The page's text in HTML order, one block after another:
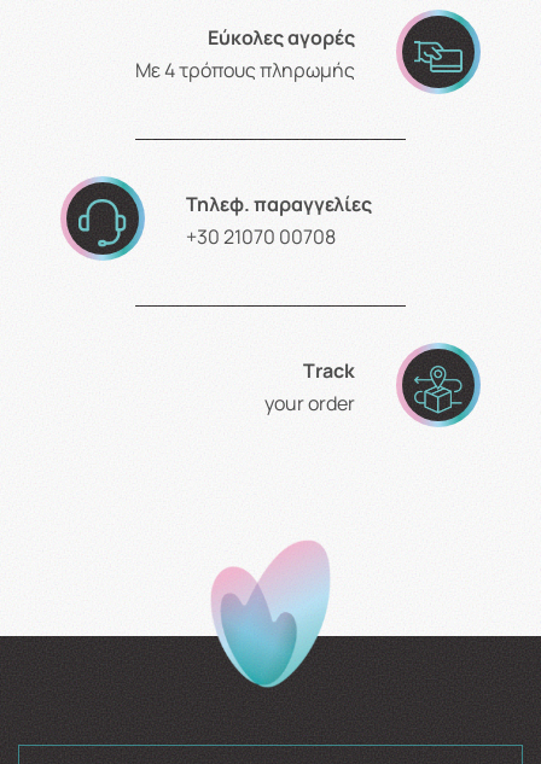
Εύκολες αγορές
Με 4 τρόπους πληρωμής
Τηλεφ. παραγγελίες
+30 21070 00708
Τrack
your order